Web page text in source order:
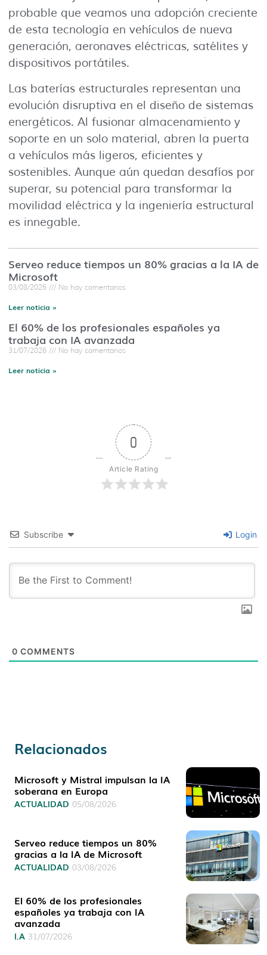
probable que veamos una adopción creciente
de esta tecnología en vehículos de nueva
generación, aeronaves eléctricas, satélites y
dispositivos portátiles.
Las baterías estructurales representan una
evolución disruptiva en el diseño de sistemas
energéticos. Al fusionar almacenamiento y
soporte en un solo material, abren la puerta
a vehículos más ligeros, eficientes y
sostenibles. Aunque aún quedan desafíos por
superar, su potencial para transformar la
movilidad eléctrica y la ingeniería estructural
es innegable.
Serveo reduce tiempos un 80% gracias a la IA de
Microsoft
03/08/2026 No hay comentarios
Leer noticia »
El 60% de los profesionales españoles ya
trabaja con IA avanzada
31/07/2026 No hay comentarios
Leer noticia »
0
Article Rating
Subscribe Login
0 COMMENTS
Relacionados
Microsoft y Mistral impulsan la IA
soberana en Europa
ACTUALIDAD 05/08/2026
Serveo reduce tiempos un 80%
gracias a la IA de Microsoft
ACTUALIDAD 03/08/2026
El 60% de los profesionales
españoles ya trabaja con IA
avanzada
I.A 31/07/2026